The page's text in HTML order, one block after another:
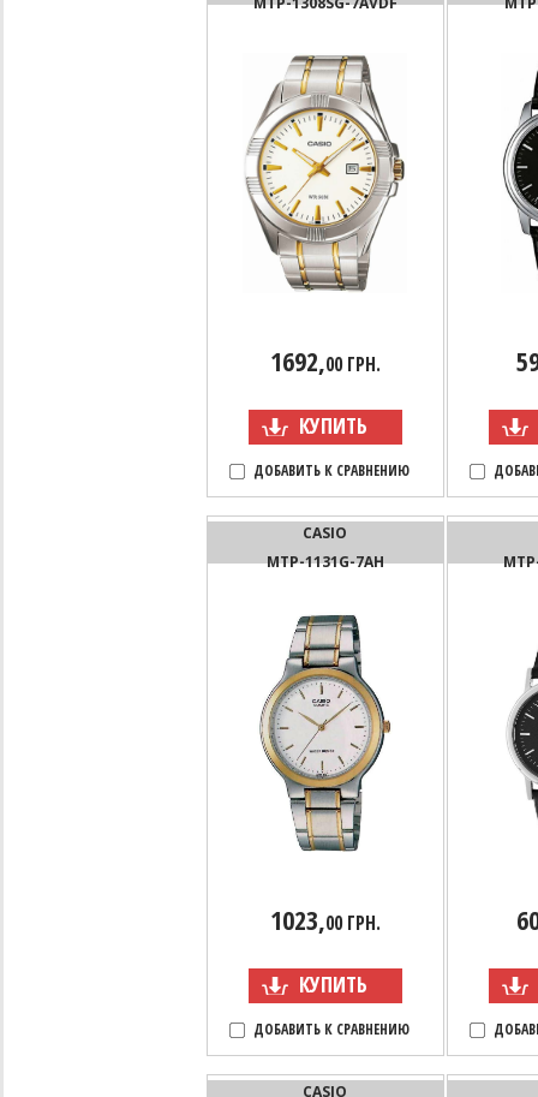
1692,00 ГРН.
КУПИТЬ
ДОБАВИТЬ К СРАВНЕНИЮ
CASIO
MTP-1131G-7AH
1023,00 ГРН.
КУПИТЬ
ДОБАВИТЬ К СРАВНЕНИЮ
CASIO